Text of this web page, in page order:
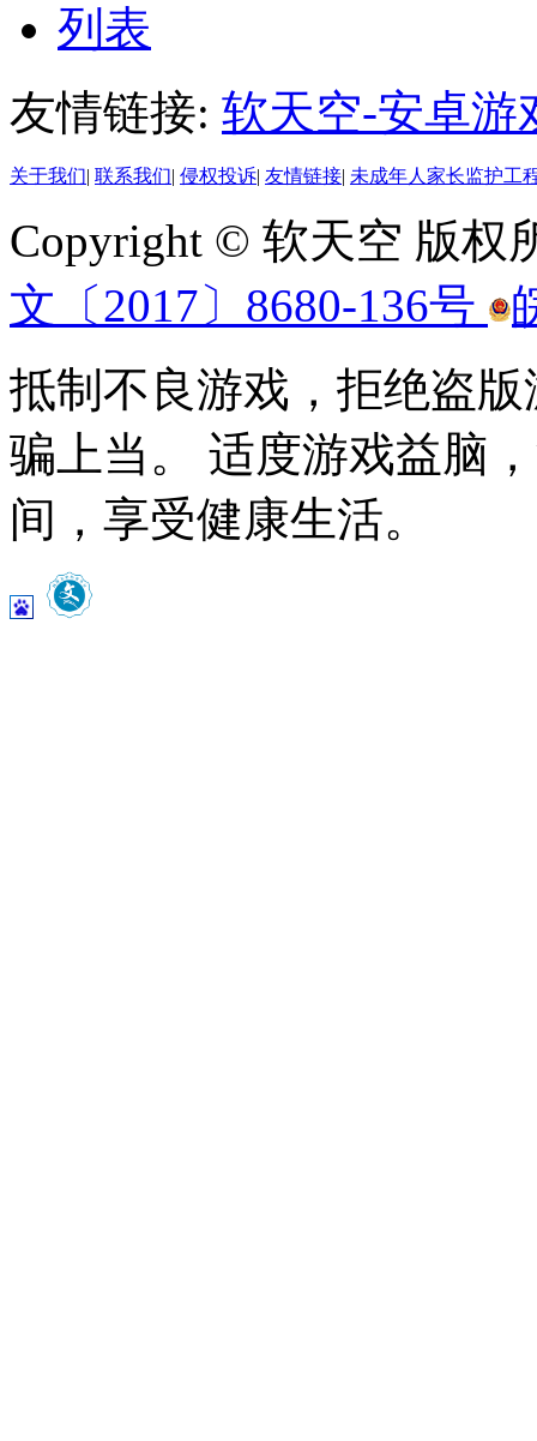
列表
友情链接: 软天空-安卓游
关于我们| 联系我们| 侵权投诉| 友情链接| 未成年人家长监护工
Copyright © 软天空 版权
文〔2017〕8680-136号
抵制不良游戏，拒绝盗
骗上当。 适度游戏益脑
间，享受健康生活。